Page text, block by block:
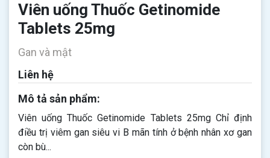
Viên uống Thuốc Getinomide
Tablets 25mg
Gan và mật
Liên hệ
Mô tả sản phẩm:
Viên uống Thuốc Getinomide Tablets 25mg Chỉ định
điều trị viêm gan siêu vi B mãn tính ở bệnh nhân xơ gan
còn bù...